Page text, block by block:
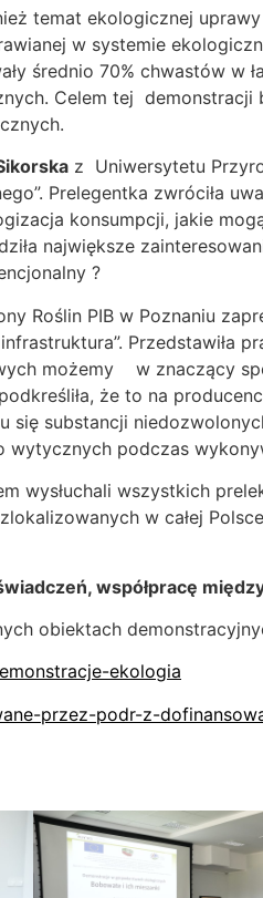
temat ekologicznej
w systemie
średnio 70% chwastów w
Celem tej
z Uniwersytetu
Prelegentka zwróciła
konsumpcji, jakie
największe
?
Roślin PIB w Poznaniu
Przedstawiła
możemy w znaczący
że to na
się substancji
podczas
wysłuchali wszystkich
w całej
współpracę
obiektach
ekologia
przez-podr-z-